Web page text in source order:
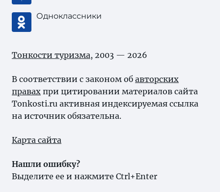
Одноклассники
Тонкости туризма, 2003 — 2026
В соответствии с законом об авторских
правах при цитировании материалов сайта
Tonkosti.ru активная индексируемая ссылка
на источник обязательна.
Карта сайта
Нашли ошибку?
Выделите ее и нажмите Ctrl+Enter